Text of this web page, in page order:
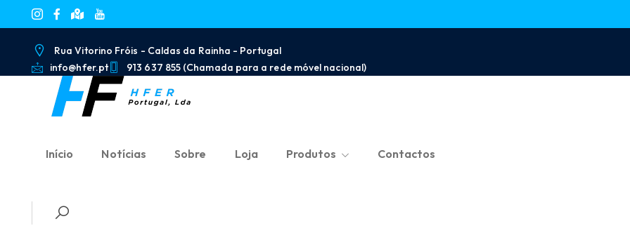
Rua Vitorino Fróis - Caldas da Rainha - Portugal
info@hfer.pt
913 637 855 (Chamada para a rede móvel nacional)
Início Notícias Sobre Loja Produtos Contactos